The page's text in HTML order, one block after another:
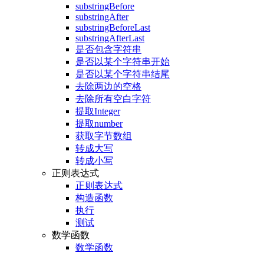
substringBefore
substringAfter
substringBeforeLast
substringAfterLast
是否包含字符串
是否以某个字符串开始
是否以某个字符串结尾
去除两边的空格
去除所有空白字符
提取Integer
提取number
获取字节数组
转成大写
转成小写
正则表达式
正则表达式
构造函数
执行
测试
数学函数
数学函数